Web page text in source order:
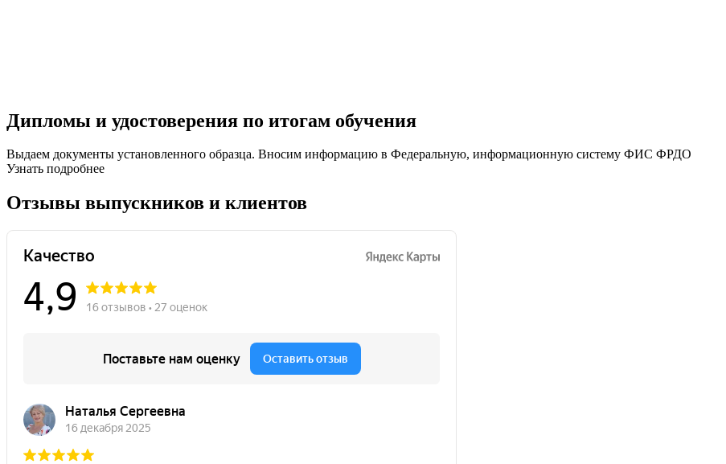
Дипломы и удостоверения по итогам обучения
Выдаем документы установленного образца. Вносим информацию в Федеральную, информационную систему ФИС ФРДО
Узнать подробнее
Отзывы выпускников и клиентов